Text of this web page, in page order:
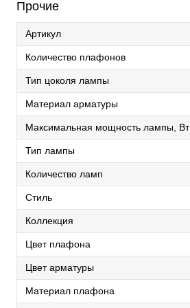
Прочие
Артикул
Количество плафонов
Тип цоколя лампы
Материал арматуры
Максимальная мощность лампы, Вт
Тип лампы
Количество ламп
Стиль
Коллекция
Цвет плафона
Цвет арматуры
Материал плафона